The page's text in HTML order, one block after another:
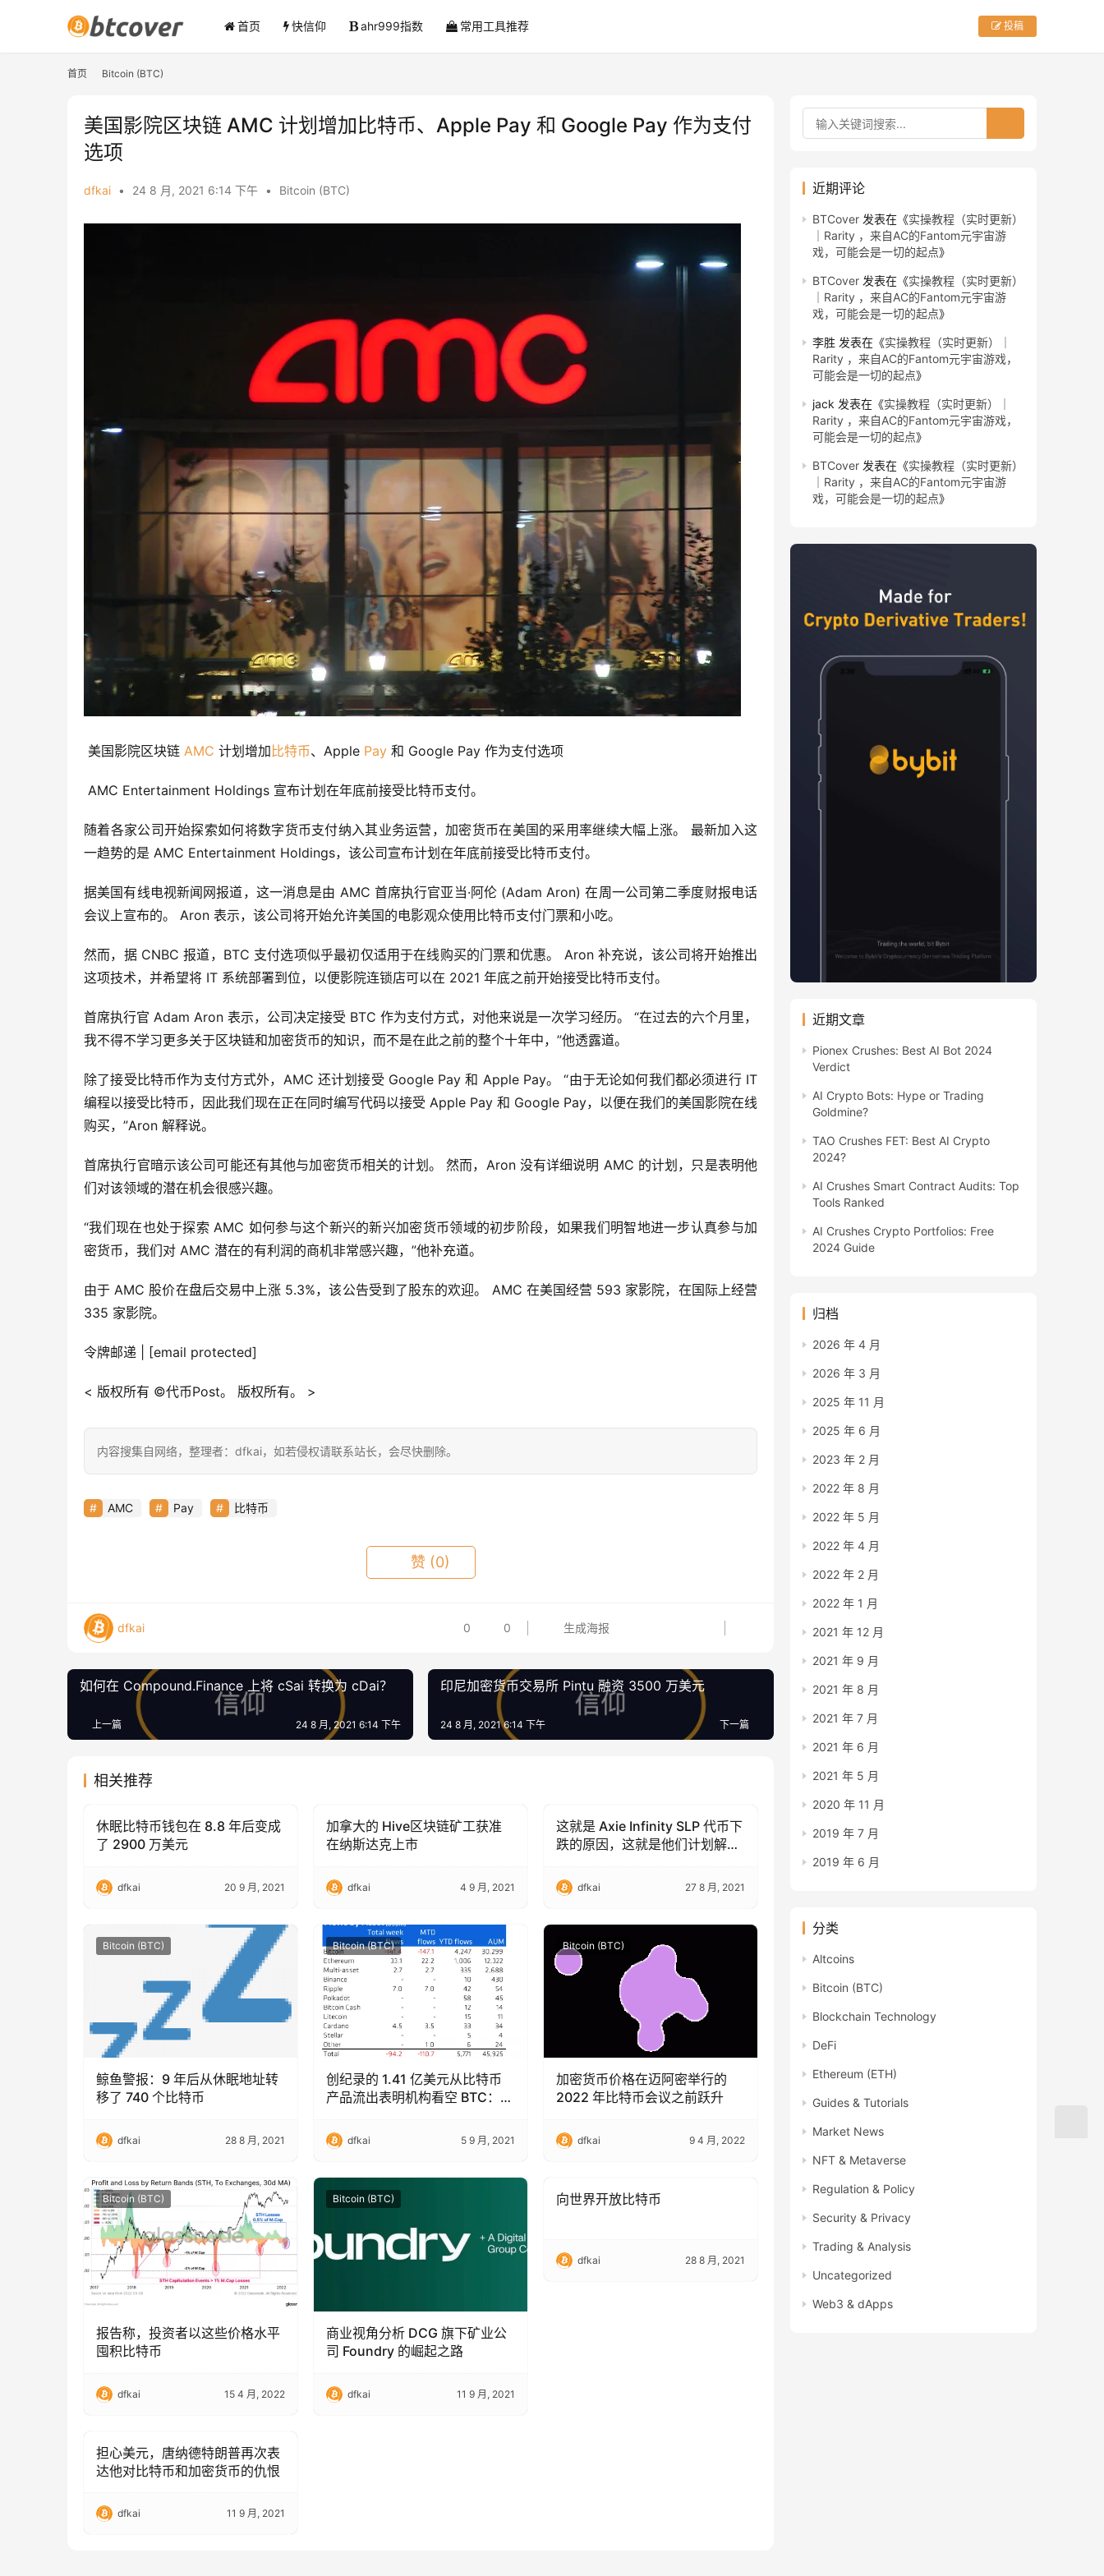
首页 快信仰 ahr999指数 常用工具推荐 投稿
首页 Bitcoin (BTC)
美国影院区块链 AMC 计划增加比特币、Apple Pay 和 Google Pay 作为支付
选项
dfkai • 24 8 月, 2021 6:14 下午 • Bitcoin (BTC)
美国影院区块链 AMC 计划增加 比特币、Apple Pay 和 Google Pay 作为支付选项
AMC Entertainment Holdings 宣布计划在年底前接受比特币支付。
随着各家公司开始探索如何将数字货币支付纳入其业务运营，加密货币在美国的采用率继续大幅上涨。 最新加入这
一趋势的是 AMC Entertainment Holdings，该公司宣布计划在年底前接受比特币支付。
据美国有线电视新闻网报道，这一消息是由 AMC 首席执行官亚当·阿伦 (Adam Aron) 在周一公司第二季度财报电话
会议上宣布的。 Aron 表示，该公司将开始允许美国的电影观众使用比特币支付门票和小吃。
然而，据 CNBC 报道，BTC 支付选项似乎最初仅适用于在线购买的门票和优惠。 Aron 补充说，该公司将开始推出
这项技术，并希望将 IT 系统部署到位，以便影院连锁店可以在 2021 年底之前开始接受比特币支付。
首席执行官 Adam Aron 表示，公司决定接受 BTC 作为支付方式，对他来说是一次学习经历。 “在过去的六个月里，
我不得不学习更多关于区块链和加密货币的知识，而不是在此之前的整个十年中，”他透露道。
除了接受比特币作为支付方式外，AMC 还计划接受 Google Pay 和 Apple Pay。 “由于无论如何我们都必须进行 IT
编程以接受比特币，因此我们现在正在同时编写代码以接受 Apple Pay 和 Google Pay，以便在我们的美国影院在线
购买，”Aron 解释说。
首席执行官暗示该公司可能还有其他与加密货币相关的计划。 然而，Aron 没有详细说明 AMC 的计划，只是表明他
们对该领域的潜在机会很感兴趣。
“我们现在也处于探索 AMC 如何参与这个新兴的新兴加密货币领域的初步阶段，如果我们明智地进一步认真参与加
密货币，我们对 AMC 潜在的有利润的商机非常感兴趣，”他补充道。
由于 AMC 股价在盘后交易中上涨 5.3%，该公告受到了股东的欢迎。 AMC 在美国经营 593 家影院，在国际上经营
335 家影院。
令牌邮递 | [email protected]
< 版权所有 ©代币Post。 版权所有。 >
内容搜集自网络，整理者：dfkai，如若侵权请联系站长，会尽快删除。
AMC Pay 比特币
赞 (0)
dfkai 0 0 生成海报
如何在 Compound.Finance 上将 cSai 转换为 cDai？
上一篇 24 8 月, 2021 6:14 下午
印尼加密货币交易所 Pintu 融资 3500 万美元
下一篇
24 8 月, 2021 6:14 下午
相关推荐
Bitcoin (BTC)
休眠比特币钱包在 8.8 年后变成
了 2900 万美元
dfkai 20 9 月, 2021
Bitcoin (BTC)
加拿大的 Hive区块链矿工获准
在纳斯达克上市
dfkai 4 9 月, 2021
Bitcoin (BTC)
这就是 Axie Infinity SLP 代币下
跌的原因，这就是他们计划解决
dfkai 27 8 月, 2021
Bitcoin (BTC)
鲸鱼警报：9 年后从休眠地址转
移了 740 个比特币
dfkai 28 8 月, 2021
Bitcoin (BTC)
创纪录的 1.41 亿美元从比特币
产品流出表明机构看空 BTC：
dfkai 5 9 月, 2021
Bitcoin (BTC)
加密货币价格在迈阿密举行的
2022 年比特币会议之前跃升
dfkai 9 4 月, 2022
Bitcoin (BTC)
报告称，投资者以这些价格水平
囤积比特币
dfkai 15 4 月, 2022
Bitcoin (BTC)
商业视角分析 DCG 旗下矿业公
司 Foundry 的崛起之路
dfkai 11 9 月, 2021
Bitcoin (BTC)
向世界开放比特币
dfkai 28 8 月, 2021
Bitcoin (BTC)
担心美元，唐纳德特朗普再次表
达他对比特币和加密货币的仇恨
dfkai 11 9 月, 2021
近期评论
BTCover 发表在《实操教程（实时更新）
｜Rarity ，来自AC的Fantom元宇宙游
戏，可能会是一切的起点》
BTCover 发表在《实操教程（实时更新）
｜Rarity ，来自AC的Fantom元宇宙游
戏，可能会是一切的起点》
李胜 发表在《实操教程（实时更新）｜
Rarity ，来自AC的Fantom元宇宙游戏，
可能会是一切的起点》
jack 发表在《实操教程（实时更新）｜
Rarity ，来自AC的Fantom元宇宙游戏，
可能会是一切的起点》
BTCover 发表在《实操教程（实时更新）
｜Rarity ，来自AC的Fantom元宇宙游
戏，可能会是一切的起点》
近期文章
Pionex Crushes: Best AI Bot 2024
Verdict
AI Crypto Bots: Hype or Trading
Goldmine?
TAO Crushes FET: Best AI Crypto
2024?
AI Crushes Smart Contract Audits: Top
Tools Ranked
AI Crushes Crypto Portfolios: Free
2024 Guide
归档
2026 年 4 月
2026 年 3 月
2025 年 11 月
2025 年 6 月
2023 年 2 月
2022 年 8 月
2022 年 5 月
2022 年 4 月
2022 年 2 月
2022 年 1 月
2021 年 12 月
2021 年 9 月
2021 年 8 月
2021 年 7 月
2021 年 6 月
2021 年 5 月
2020 年 11 月
2019 年 7 月
2019 年 6 月
分类
Altcoins
Bitcoin (BTC)
Blockchain Technology
DeFi
Ethereum (ETH)
Guides & Tutorials
Market News
NFT & Metaverse
Regulation & Policy
Security & Privacy
Trading & Analysis
Uncategorized
Web3 & dApps